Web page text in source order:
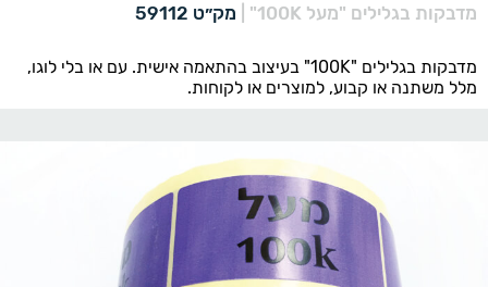
מדבקות בגלילים "מעל 100K" מק״ט 59112
מדבקות בגלילים "100K" בעיצוב בהתאמה אישית. עם או בלי לוגו,
מלל משתנה או קבוע, למוצרים או לקוחות.